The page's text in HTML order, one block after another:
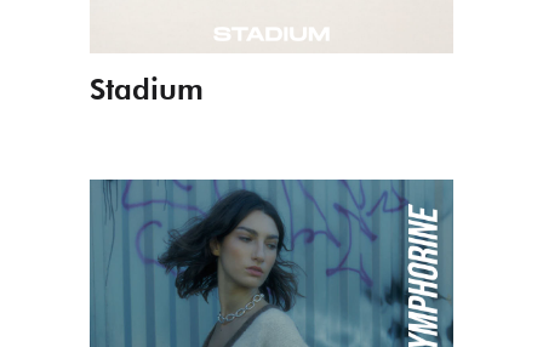
Stadium